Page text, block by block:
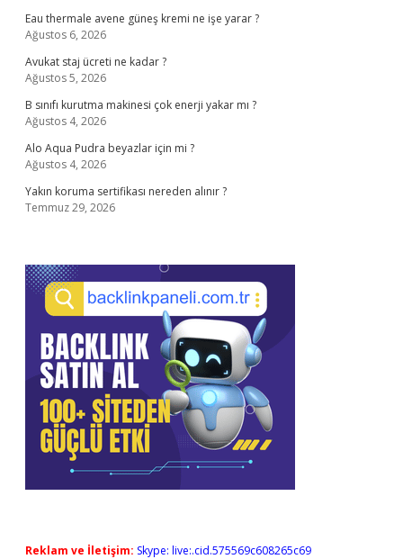
Eau thermale avene güneş kremi ne işe yarar ?
Ağustos 6, 2026
Avukat staj ücreti ne kadar ?
Ağustos 5, 2026
B sınıfı kurutma makinesi çok enerji yakar mı ?
Ağustos 4, 2026
Alo Aqua Pudra beyazlar için mi ?
Ağustos 4, 2026
Yakın koruma sertifikası nereden alınır ?
Temmuz 29, 2026
Reklam ve İletişim: Skype: live:.cid.575569c608265c69